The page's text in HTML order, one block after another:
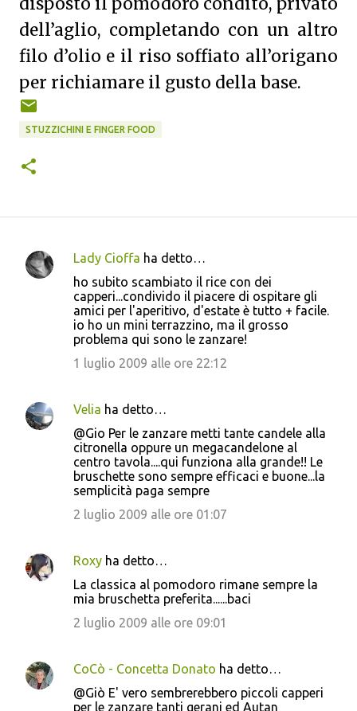
dell’aglio, completando con un altro
filo d’olio e il riso soffiato all’origano
per richiamare il gusto della base.
STUZZICHINI E FINGER FOOD
C
t
i
Lady Cioffa ha detto…
ho subito scambiato il rice con dei
capperi...condivido il piacere di ospitare gli
amici per l'aperitivo, d'estate è tutto + facile.
io ho un mini terrazzino, ma il grosso
problema qui sono le zanzare!
1 luglio 2009 alle ore 22:12
Velia ha detto…
@Gio Per le zanzare metti tante candele alla
citronella oppure un megacandelone al
centro tavola....qui funziona alla grande!! Le
bruschette sono sempre efficaci e buone...la
semplicità paga sempre
2 luglio 2009 alle ore 01:07
Roxy ha detto…
La classica al pomodoro rimane sempre la
mia bruschetta preferita......baci
2 luglio 2009 alle ore 09:01
CoCò - Concetta Donato ha detto…
@Giò E' vero sembrerebbero piccoli capperi
per le zanzare tanti gerani ed Autan